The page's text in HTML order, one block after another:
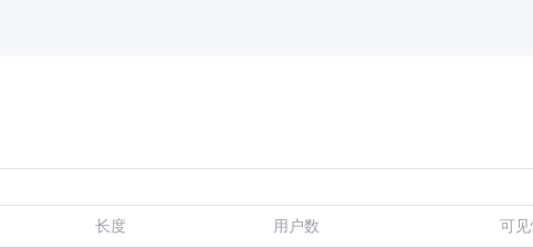
长度 用户数 可